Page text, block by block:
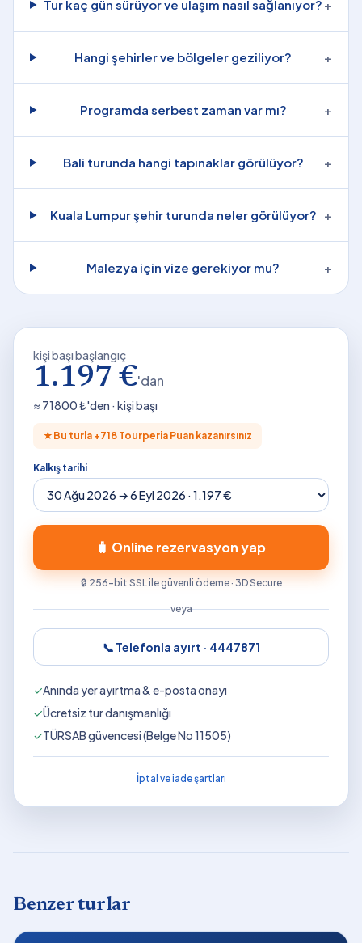
Tur kaç gün sürüyor ve ulaşım nasıl sağlanıyor? +
Hangi şehirler ve bölgeler geziliyor? +
Programda serbest zaman var mı? +
Bali turunda hangi tapınaklar görülüyor? +
Kuala Lumpur şehir turunda neler görülüyor? +
Malezya için vize gerekiyor mu? +
kişi başı başlangıç
1.197 €'dan
≈ 71800₺'den · kişi başı
★ Bu turla +718 Tourperia Puan kazanırsınız
Kalkış tarihi
🧳 Online rezervasyon yap
🔒 256-bit SSL ile güvenli ödeme · 3D Secure
veya
📞 Telefonla ayırt · 4447871
✓Anında yer ayırtma & e-posta onayı
✓Ücretsiz tur danışmanlığı
✓TÜRSAB güvencesi (Belge No 11505)
İptal ve iade şartları
Benzer turlar